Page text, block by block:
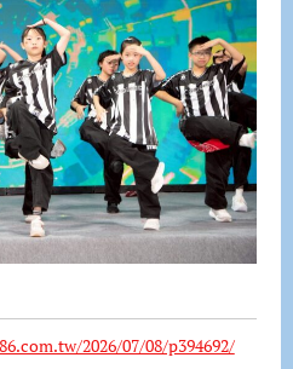
2026/07/08/p394692/